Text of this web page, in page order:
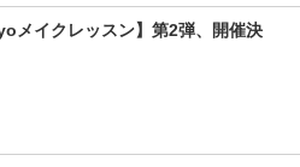
メイクレッスン】第2弾、開催決